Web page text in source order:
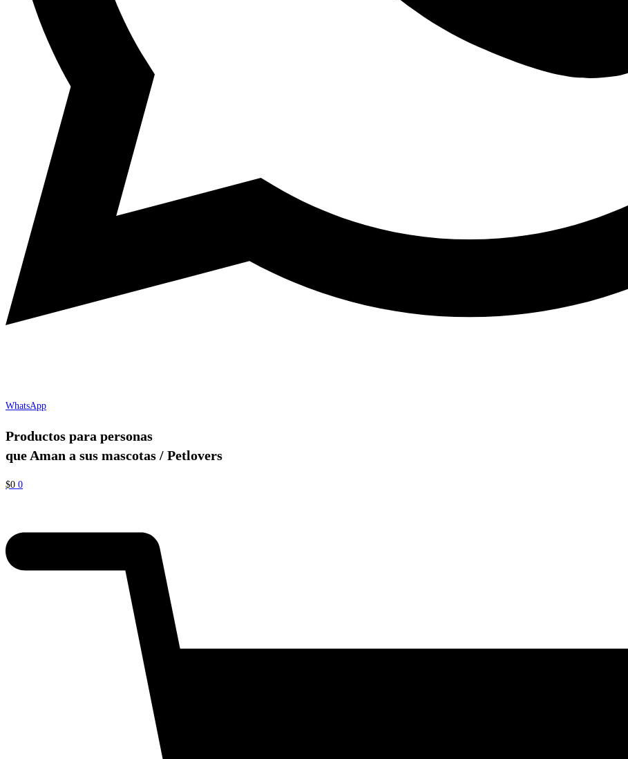
WhatsApp
Productos para personas
que Aman a sus mascotas / Petlovers
$0 0